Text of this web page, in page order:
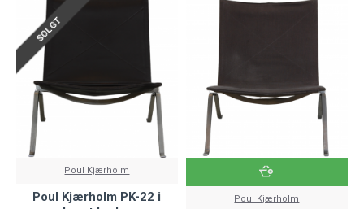
SOLGT
Poul Kjærholm
Poul Kjærholm PK-22 i
Poul Kjærholm